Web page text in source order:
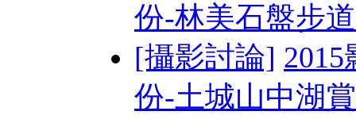
份-林美石盤步
[攝影討論]
份-土城山中湖